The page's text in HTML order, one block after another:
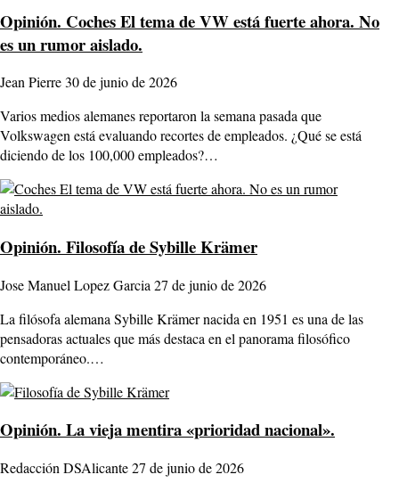
Opinión. Coches El tema de VW está fuerte ahora. No
es un rumor aislado.
Jean Pierre30 de junio de 2026
Varios medios alemanes reportaron la semana pasada que
Volkswagen está evaluando recortes de empleados. ¿Qué se está
diciendo de los 100,000 empleados?…
Opinión. Filosofía de Sybille Krämer
Jose Manuel Lopez Garcia 27 de junio de 2026
La filósofa alemana Sybille Krämer nacida en 1951 es una de las
pensadoras actuales que más destaca en el panorama filosófico
contemporáneo.…
Opinión. La vieja mentira «prioridad nacional».
Redacción DSAlicante27 de junio de 2026